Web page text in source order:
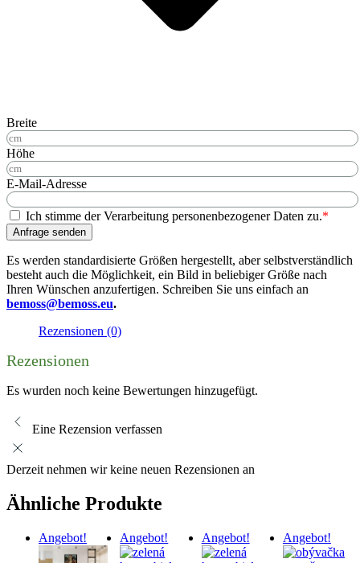
Breite
Höhe
E-Mail-Adresse
Ich stimme der Verarbeitung personenbezogener Daten zu.*
Anfrage senden
Es werden standardisierte Größen hergestellt, aber selbstverständlich
besteht auch die Möglichkeit, ein Bild in beliebiger Größe nach
Ihren Wünschen anzufertigen. Schreiben Sie uns einfach an
bemoss@bemoss.eu.
Rezensionen (0)
Rezensionen
Es wurden noch keine Bewertungen hinzugefügt.
Eine Rezension verfassen
Derzeit nehmen wir keine neuen Rezensionen an
Ähnliche Produkte
Angebot! Angebot! Angebot! Angebot!